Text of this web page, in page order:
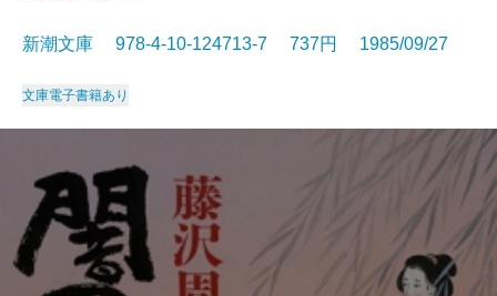
新潮文庫 978-4-10-124713-7 737円 1985/09/27
文庫電子書籍あり